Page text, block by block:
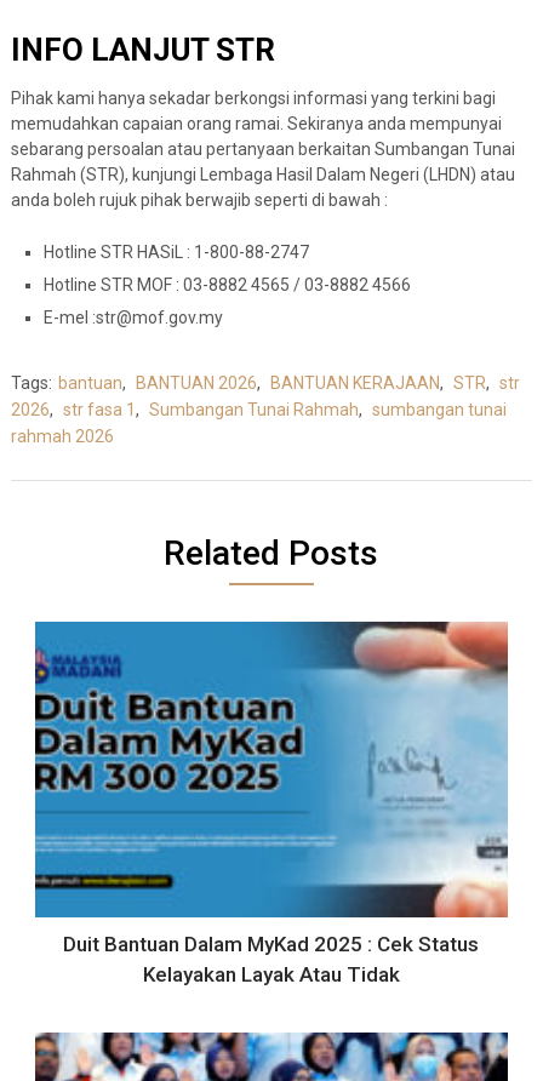
INFO LANJUT STR
Pihak kami hanya sekadar berkongsi informasi yang terkini bagi
memudahkan capaian orang ramai. Sekiranya anda mempunyai
sebarang persoalan atau pertanyaan berkaitan Sumbangan Tunai
Rahmah (STR), kunjungi Lembaga Hasil Dalam Negeri (LHDN) atau
anda boleh rujuk pihak berwajib seperti di bawah :
Hotline STR HASiL : 1-800-88-2747
Hotline STR MOF : 03-8882 4565 / 03-8882 4566
E-mel :str@mof.gov.my
Tags: bantuan, BANTUAN 2026, BANTUAN KERAJAAN, STR, str
2026, str fasa 1 , Sumbangan Tunai Rahmah, sumbangan tunai
rahmah 2026
Related Posts
Duit Bantuan Dalam MyKad 2025 : Cek Status
Kelayakan Layak Atau Tidak